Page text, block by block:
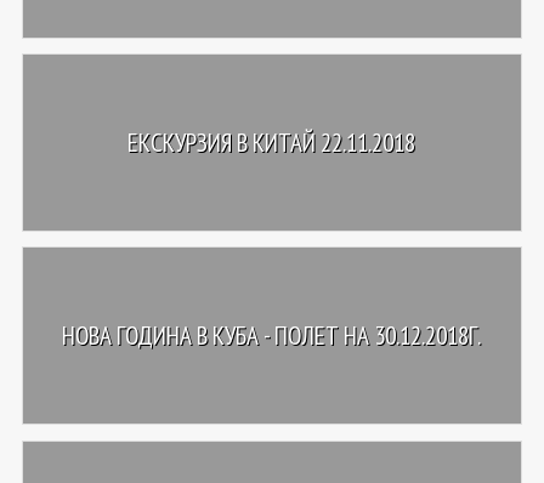
ЕКСКУРЗИЯ В КИТАЙ 22.11.2018
НОВА ГОДИНА В КУБА - ПОЛЕТ НА 30.12.2018Г.